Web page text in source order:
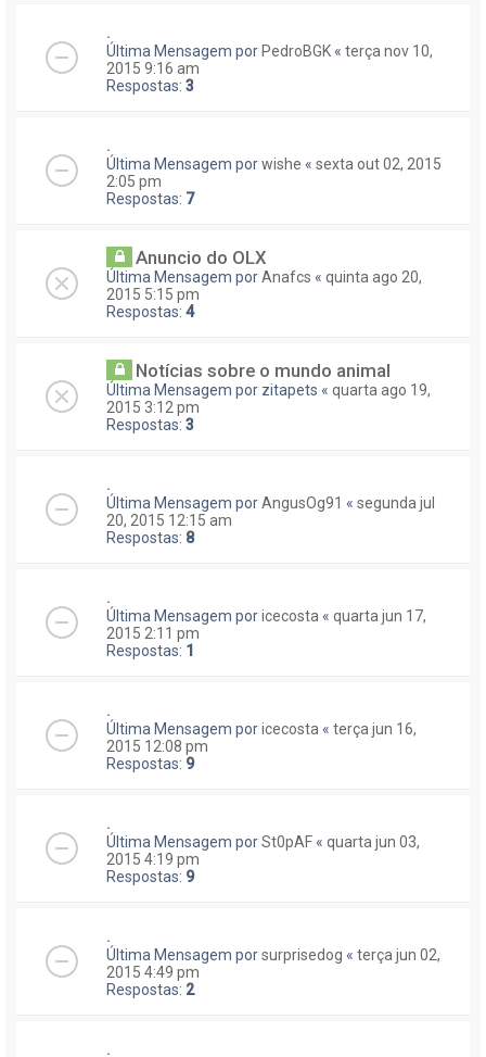
.
Última Mensagem por PedroBGK « terça nov 10,
2015 9:16 am
Respostas: 3
.
Última Mensagem porwishe « sexta out 02, 2015
2:05 pm
Respostas: 7
Anuncio do OLX
Última Mensagem porAnafcs « quinta ago 20,
2015 5:15 pm
Respostas: 4
Notícias sobre o mundo animal
Última Mensagem por zitapets « quarta ago 19,
2015 3:12 pm
Respostas: 3
.
Última Mensagem porAngusOg91 « segunda jul
20, 2015 12:15 am
Respostas: 8
.
Última Mensagem poricecosta « quarta jun 17,
2015 2:11 pm
Respostas: 1
.
Última Mensagem poricecosta « terça jun 16,
2015 12:08 pm
Respostas: 9
.
Última Mensagem porSt0pAF « quarta jun 03,
2015 4:19 pm
Respostas: 9
.
Última Mensagem porsurprisedog « terça jun 02,
2015 4:49 pm
Respostas: 2
.